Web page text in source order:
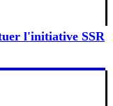
l'initiative SSR